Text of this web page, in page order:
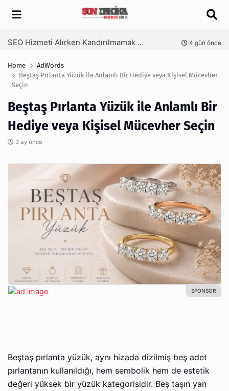
Arama
SEO Hizmeti Alırken Kandırılmamak İçin Bilinmesi Gerekenler 4 gün önce
Home
AdWords
Beştaş Pırlanta Yüzük ile Anlamlı Bir Hediye veya Kişisel Mücevher
Seçin
Beştaş Pırlanta Yüzük ile Anlamlı Bir
Hediye veya Kişisel Mücevher Seçin
3 ay önce
Beştaş pırlanta yüzük, aynı hizada dizilmiş beş adet
pırlantanın kullanıldığı, hem sembolik hem de estetik
değeri yüksek bir yüzük kategorisidir. Beş taşın yan